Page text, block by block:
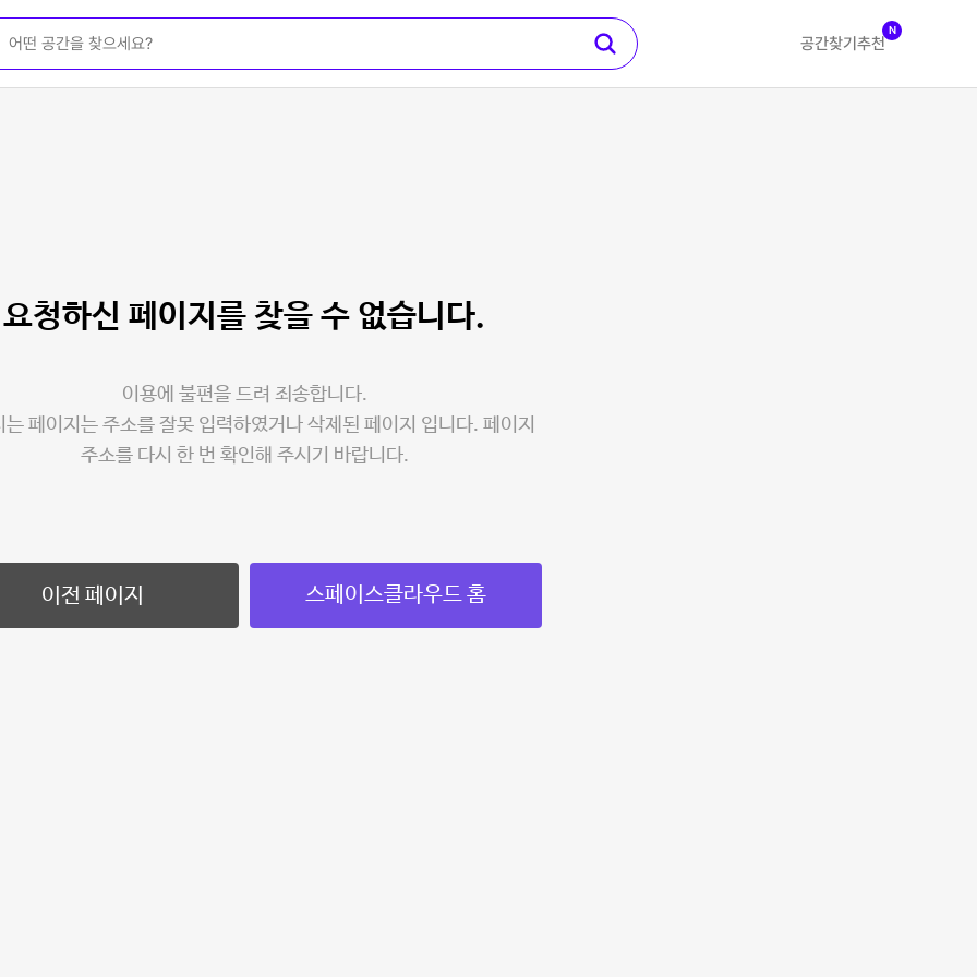
공간찾기 추천
N
요청하신 페이지를 찾을 수 없습니다.
이용에 불편을 드려 죄송합니다.
는 페이지는 주소를 잘못 입력하였거나 삭제된 페이지 입니다. 페이지
주소를 다시 한 번 확인해 주시기 바랍니다.
이전 페이지 스페이스클라우드 홈